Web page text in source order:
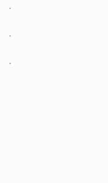
.
.
.